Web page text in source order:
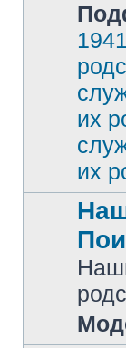
Нет
их
их
сообщений